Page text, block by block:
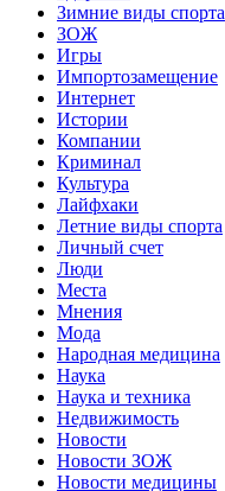
Зимние виды спорта
ЗОЖ
Игры
Импортозамещение
Интернет
Истории
Компании
Криминал
Культура
Лайфхаки
Летние виды спорта
Личный счет
Люди
Места
Мнения
Мода
Народная медицина
Наука
Наука и техника
Недвижимость
Новости
Новости ЗОЖ
Новости медицины